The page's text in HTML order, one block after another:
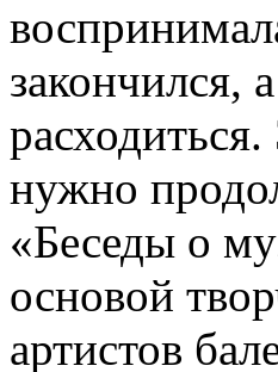
закончился,
нужно
«Беседы о
основой
артистов